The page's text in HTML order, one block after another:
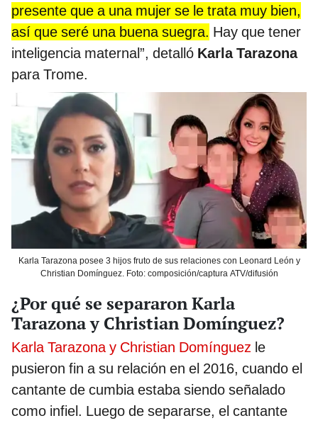
presente que a una mujer se le trata muy bien,
así que seré una buena suegra. Hay que tener
inteligencia maternal”, detalló Karla Tarazona
para Trome.
Karla Tarazona posee 3 hijos fruto de sus relaciones con Leonard León y
Christian Domínguez. Foto: composición/captura ATV/difusión
¿Por qué se separaron Karla
Tarazona y Christian Domínguez?
Karla Tarazona y Christian Domínguez le
pusieron fin a su relación en el 2016, cuando el
cantante de cumbia estaba siendo señalado
como infiel. Luego de separarse, el cantante